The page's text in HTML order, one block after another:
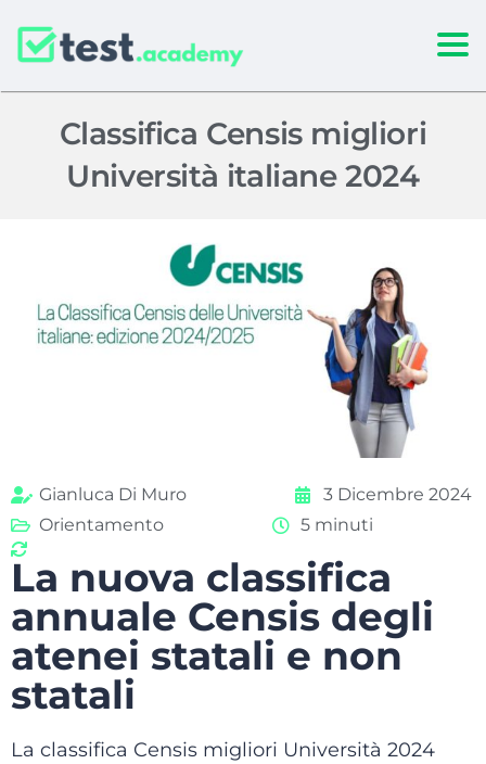
Classifica Censis migliori
Università italiane 2024
Gianluca Di Muro
3 Dicembre 2024
Orientamento
5 minuti
La nuova classifica
annuale Censis degli
atenei statali e non
statali
La classifica Censis migliori Università 2024